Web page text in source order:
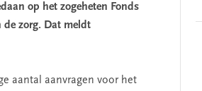
op het zogeheten Fonds
de zorg. Dat meldt
aantal aanvragen voor het